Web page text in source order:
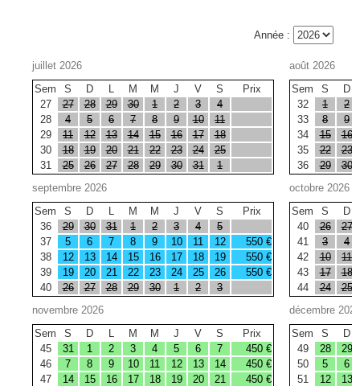
Année :
juillet 2026
Sem
S D L M M J V S
Prix
27
27 28 29 30 1 2 3
4
28
4 5 6 7 8 9 10
11
29
11 12 13 14 15 16 17
18
30
18 19 20 21 22 23 24
25
31
25 26 27 28 29 30 31 1
août 2026
Sem
S
D
32
1
2
33
8
9
34
15
16
35
22
23
36
29
30
septembre 2026
Sem
S D L M M J V S
Prix
36
29 30 31 1 2 3 4
5
37
5 6 7 8 9 10 11 12
550 €
38
12 13 14 15 16 17 18 19
550 €
39
19 20 21 22 23 24 25 26
550 €
40
26 27 28 29 30 1 2 3
octobre 2026
Sem
S
D
40
26
27
41
3
4
42
10
11
43
17
18
44
24
25
novembre 2026
Sem
S D L M M J V S
Prix
45
31 1 2 3 4 5 6 7
450 €
46
7 8 9 10 11 12 13 14
450 €
47
14 15 16 17 18 19 20 21
450 €
décembre 2026
Sem
S
D
49
28
29
50
5
6
51
12
13